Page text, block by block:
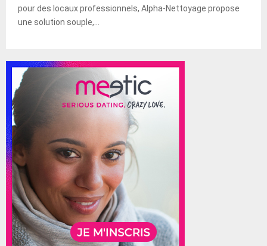
pour des locaux professionnels, Alpha-Nettoyage propose
une solution souple,...